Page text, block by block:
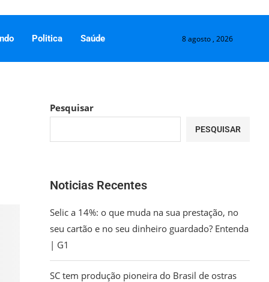
Politica Saúde 8 agosto , 2026
Pesquisar
PESQUISAR
Noticias Recentes
Selic a 14%: o que muda na sua prestação, no
seu cartão e no seu dinheiro guardado? Entenda
| G1
SC tem produção pioneira do Brasil de ostras